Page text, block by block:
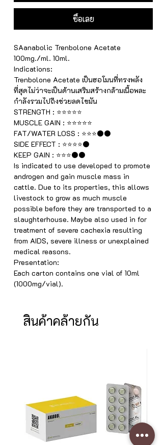
ซื้อเลย
SAanabolic Trenbolone Acetate
100mg./ml. 10ml.
Indications:
Trenbolone Acetate เป็นฮอโมนที่ทรงพลัง
ที่สุดไม่ว่าจะเป็นด้านเสริมสร้างกล้ามเนื้อพละ
กำลังรวมไปถึงช่วยลดไขมัน
STRENGTH : ⭐⭐⭐⭐⭐
MUSCLE GAIN : ⭐⭐⭐⭐⭐
FAT/WATER LOSS : ⭐⭐⭐⚫⚫
SIDE EFFECT : ⭐⭐⭐⭐⚫
KEEP GAIN : ⭐⭐⭐⚫⚫
Is indicated to use developed to promote
androgen and gain muscle mass in
cattle. Due to its properties, this allows
livestock to grow as much muscle
possible before they are transported to a
slaughterhouse. Maybe also used in for
treatment of severe cachexia resulting
from AIDS, severe illness or unexplained
medical reasons.
Presentation:
Each carton contains one vial of 10ml
(1000mg/vial).
สินค้าคล้ายกัน